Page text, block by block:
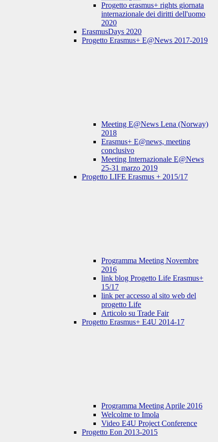
Progetto erasmus+ rights giornata
internazionale dei diritti dell'uomo
2020
ErasmusDays 2020
Progetto Erasmus+ E@News 2017-2019
Meeting E@News Lena (Norway)
2018
Erasmus+ E@news, meeting
conclusivo
Meeting Internazionale E@News
25-31 marzo 2019
Progetto LIFE Erasmus + 2015/17
Programma Meeting Novembre
2016
link blog Progetto Life Erasmus+
15/17
link per accesso al sito web del
progetto Life
Articolo su Trade Fair
Progetto Erasmus+ E4U 2014-17
Programma Meeting Aprile 2016
Welcolme to Imola
Video E4U Project Conference
Progetto Eon 2013-2015